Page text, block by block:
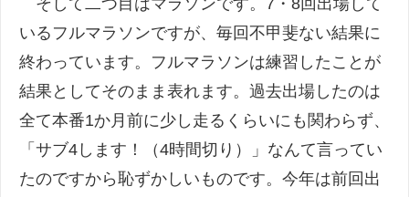
いるフルマラソンですが、毎回不甲斐ない結果に
終わっています。フルマラソンは練習したことが
結果としてそのまま表れます。過去出場したのは
全て本番1か月前に少し走るくらいにも関わらず、
「サブ4します！（4時間切り）」なんて言ってい
たのですから恥ずかしいものです。今年は前回出